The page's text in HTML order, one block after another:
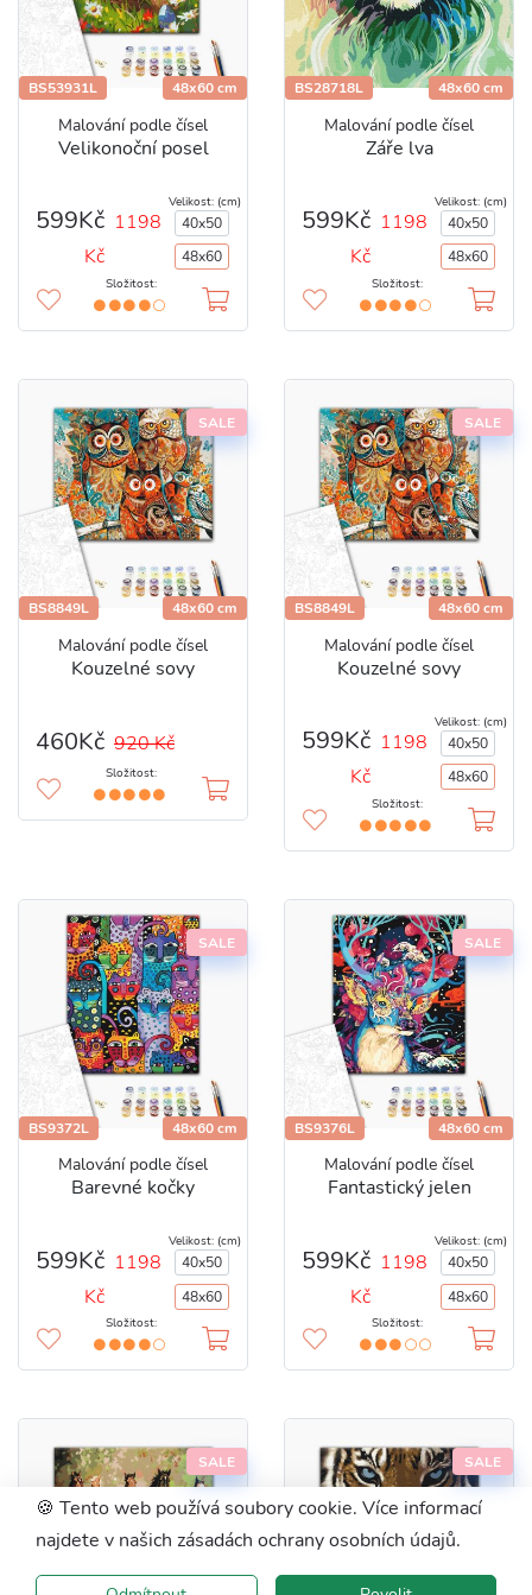
BS53931L 48x60 cm
Malování podle čísel
Velikonoční posel
599Kč 1198
Kč
Velikost: (cm)
40x50
48x60
Složitost:
BS28718L 48x60 cm
Malování podle čísel
Záře lva
599Kč 1198
Kč
Velikost: (cm)
40x50
48x60
Složitost:
SALE
BS8849L 48x60 cm
Malování podle čísel
Kouzelné sovy
460Kč 920 Kč
Složitost:
SALE
BS8849L 48x60 cm
Malování podle čísel
Kouzelné sovy
599Kč 1198
Kč
Velikost: (cm)
40x50
48x60
Složitost:
SALE
BS9372L 48x60 cm
Malování podle čísel
Barevné kočky
599Kč 1198
Kč
Velikost: (cm)
40x50
48x60
Složitost:
SALE
BS9376L 48x60 cm
Malování podle čísel
Fantastický jelen
599Kč 1198
Kč
Velikost: (cm)
40x50
48x60
Složitost:
SALE SALE
🍪 Tento web používá soubory cookie. Více informací
najdete v našich zásadách ochrany osobních údajů.